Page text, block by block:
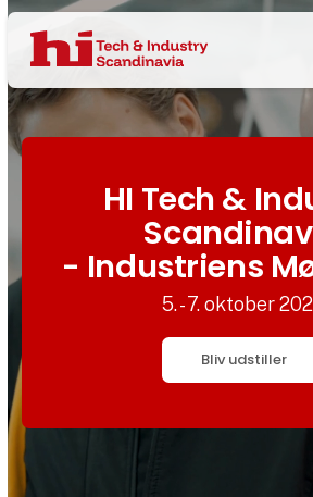
HI Tech &
- Industriens
5. - 7. oktober
Bliv udstiller